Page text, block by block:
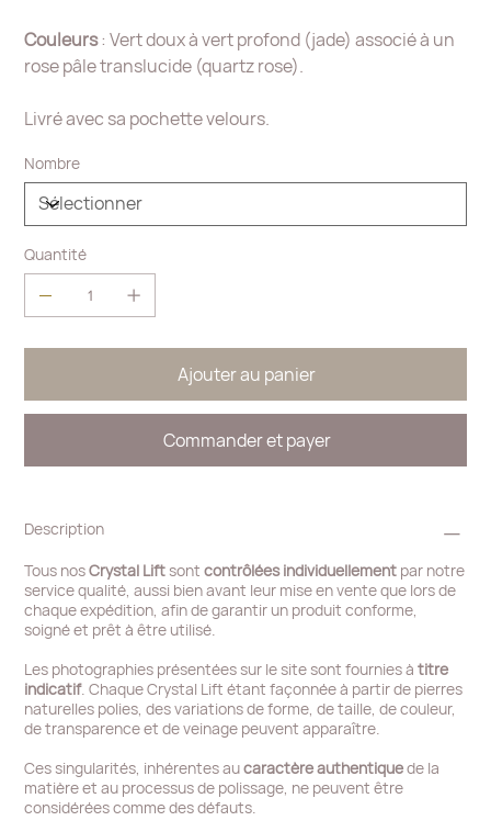
Couleurs: Vert doux à vert profond (jade) associé à un
rose pâle translucide (quartz rose).
Livré avec sa pochette velours.
Nombre
Quantité
Ajouter au panier
Commander et payer
Description
Tous nosCrystal Lift sontcontrôlées individuellement par notre
service qualité, aussi bien avant leur mise en vente que lors de
chaque expédition, afin de garantir un produit conforme,
soigné et prêt à être utilisé.
Les photographies présentées sur le site sont fournies àtitre
indicatif. Chaque Crystal Lift étant façonnée à partir de pierres
naturelles polies, des variations de forme, de taille, de couleur,
de transparence et de veinage peuvent apparaître.
Ces singularités, inhérentes aucaractère authentiquede la
matière et au processus de polissage, ne peuvent être
considérées comme des défauts.